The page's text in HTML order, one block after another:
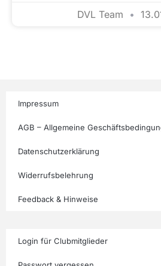
DVL Team
Impressum
AGB – Allgemeine
Datenschutzerklärung
Widerrufsbelehrung
Feedback & Hinweise
Login für Clubmitglieder